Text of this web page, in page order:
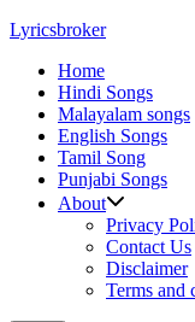
Skip
content
Lyricsbroker
Home
Hindi Songs
Malayalam songs
English Songs
Tamil Song
Punjabi Songs
About
Privacy
Contact Us
Disclaimer
Terms and